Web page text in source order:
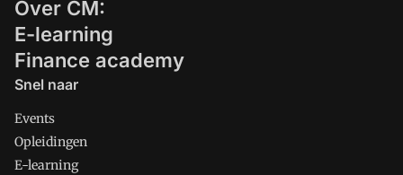
Over CM:
E-learning
Finance academy
Snel naar
Events
Opleidingen
E-learning